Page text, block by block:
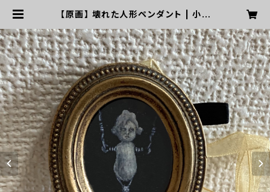
【原画】 壊れた人形ペンダント | 小さ